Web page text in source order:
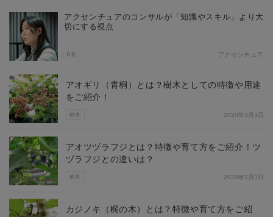
アクセンチュアのコンサルが「知識やスキル」より大
切にする視点
PR アクセンチュア
樹木
アオギリ（青桐）とは？樹木としての特徴や用途
をご紹介！
2020年3月3日
樹木
アオツヅラフジとは？特徴や育て方をご紹介！ツ
ヅラフジとの違いは？
2020年3月3日
カジノキ（梶の木）とは？特徴や育て方をご紹